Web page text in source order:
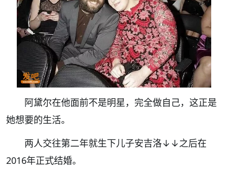
阿黛尔在他面前不是明星，完全做自己，这正是
她想要的生活。
两人交往第二年就生下儿子安吉洛↓↓之后在
2016年正式结婚。